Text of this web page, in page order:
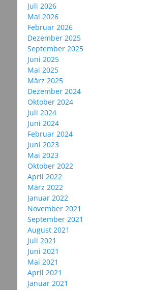
Juli 2026
Mai 2026
Februar 2026
Dezember 2025
September 2025
Juni 2025
Mai 2025
März 2025
Dezember 2024
Oktober 2024
Juli 2024
Juni 2024
Februar 2024
Juni 2023
Mai 2023
Oktober 2022
April 2022
März 2022
Januar 2022
November 2021
September 2021
August 2021
Juli 2021
Juni 2021
Mai 2021
April 2021
Januar 2021